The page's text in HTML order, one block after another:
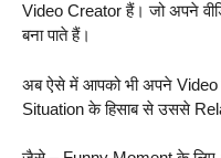
Video Creator हैं। जो अपने
बना पाते हैं।
अब ऐसे में आपको भी अपने
Situation के हिसाब से उससे